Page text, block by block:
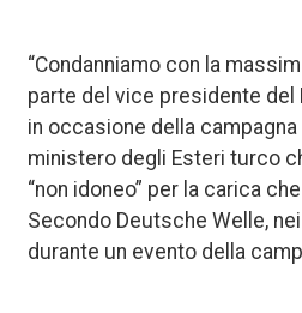
“Condanniamo con la
parte del vice presidente
in occasione della
ministero degli Esteri turco
“non idoneo” per la carica
Secondo Deutsche Welle,
durante un evento della